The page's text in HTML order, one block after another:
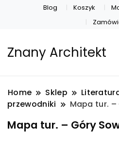
Blog Koszyk
Znany Architekt
Home Sklep
przewodniki
Mapa tur. –
Mapa tur. – Góry